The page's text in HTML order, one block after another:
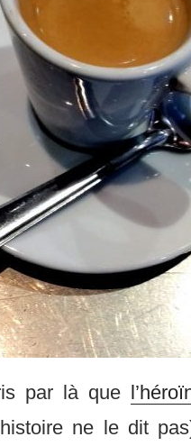
par là que
ne le dit